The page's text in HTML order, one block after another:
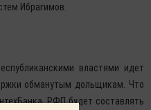
Ибрагимов.
властями идет
обманутым дольщикам. Что
РФП будет составлять